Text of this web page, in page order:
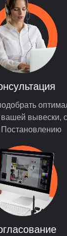
вывески,